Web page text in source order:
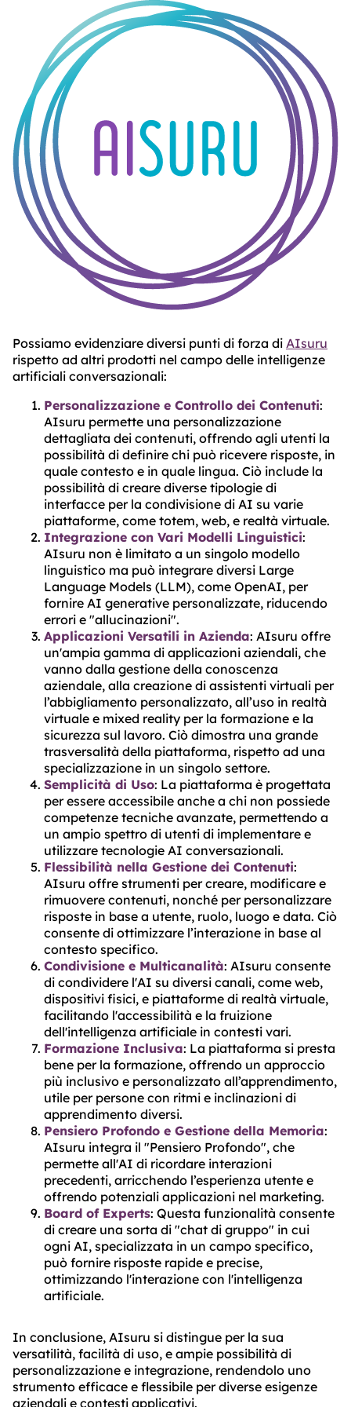
ABOUT
TRUST
CENTER
Possiamo evidenziare diversi punti di forza di AIsuru
rispetto ad altri prodotti nel campo delle intelligenze
artificiali conversazionali:
Personalizzazione e Controllo dei Contenuti:
AIsuru permette una personalizzazione
dettagliata dei contenuti, offrendo agli utenti la
possibilità di definire chi può ricevere risposte, in
quale contesto e in quale lingua. Ciò include la
possibilità di creare diverse tipologie di
interfacce per la condivisione di AI su varie
piattaforme, come totem, web, e realtà virtuale​​​​​​.
Integrazione con Vari Modelli Linguistici:
AIsuru non è limitato a un singolo modello
linguistico ma può integrare diversi Large
Language Models (LLM), come OpenAI, per
fornire AI generative personalizzate, riducendo
errori e "allucinazioni"​​​​​​.
Applicazioni Versatili in Azienda: AIsuru offre
un'ampia gamma di applicazioni aziendali, che
vanno dalla gestione della conoscenza
aziendale, alla creazione di assistenti virtuali per
l’abbigliamento personalizzato, all’uso in realtà
virtuale e mixed reality per la formazione e la
sicurezza sul lavoro. Ciò dimostra una grande
trasversalità della piattaforma, rispetto ad una
specializzazione in un singolo settore​​​​.
Semplicità di Uso: La piattaforma è progettata
per essere accessibile anche a chi non possiede
competenze tecniche avanzate, permettendo a
un ampio spettro di utenti di implementare e
utilizzare tecnologie AI conversazionali​​​​.
Flessibilità nella Gestione dei Contenuti:
AIsuru offre strumenti per creare, modificare e
rimuovere contenuti, nonché per personalizzare
risposte in base a utente, ruolo, luogo e data. Ciò
consente di ottimizzare l’interazione in base al
contesto specifico​​.
Condivisione e Multicanalità: AIsuru consente
di condividere l'AI su diversi canali, come web,
dispositivi fisici, e piattaforme di realtà virtuale,
facilitando l'accessibilità e la fruizione
dell'intelligenza artificiale in contesti vari​​.
Formazione Inclusiva: La piattaforma si presta
bene per la formazione, offrendo un approccio
più inclusivo e personalizzato all’apprendimento,
utile per persone con ritmi e inclinazioni di
apprendimento diversi​​​​.
Pensiero Profondo e Gestione della Memoria:
AIsuru integra il "Pensiero Profondo", che
permette all'AI di ricordare interazioni
precedenti, arricchendo l’esperienza utente e
offrendo potenziali applicazioni nel marketing​​.
Board of Experts: Questa funzionalità consente
di creare una sorta di "chat di gruppo" in cui
ogni AI, specializzata in un campo specifico,
può fornire risposte rapide e precise,
ottimizzando l'interazione con l'intelligenza
artificiale​​.
In conclusione, AIsuru si distingue per la sua
versatilità, facilità di uso, e ampie possibilità di
personalizzazione e integrazione, rendendolo uno
strumento efficace e flessibile per diverse esigenze
aziendali e contesti applicativi.